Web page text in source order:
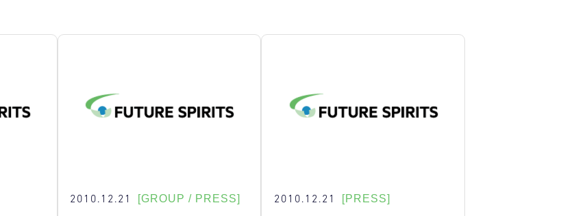
2010.12.21 [GROUP / PRESS] 2010.12.21 [PRESS]